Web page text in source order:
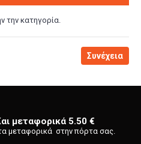
την κατηγορία.
Συνέχεια
μεταφορικά 5.50 €
τα μεταφορικά στην πόρτα σας.